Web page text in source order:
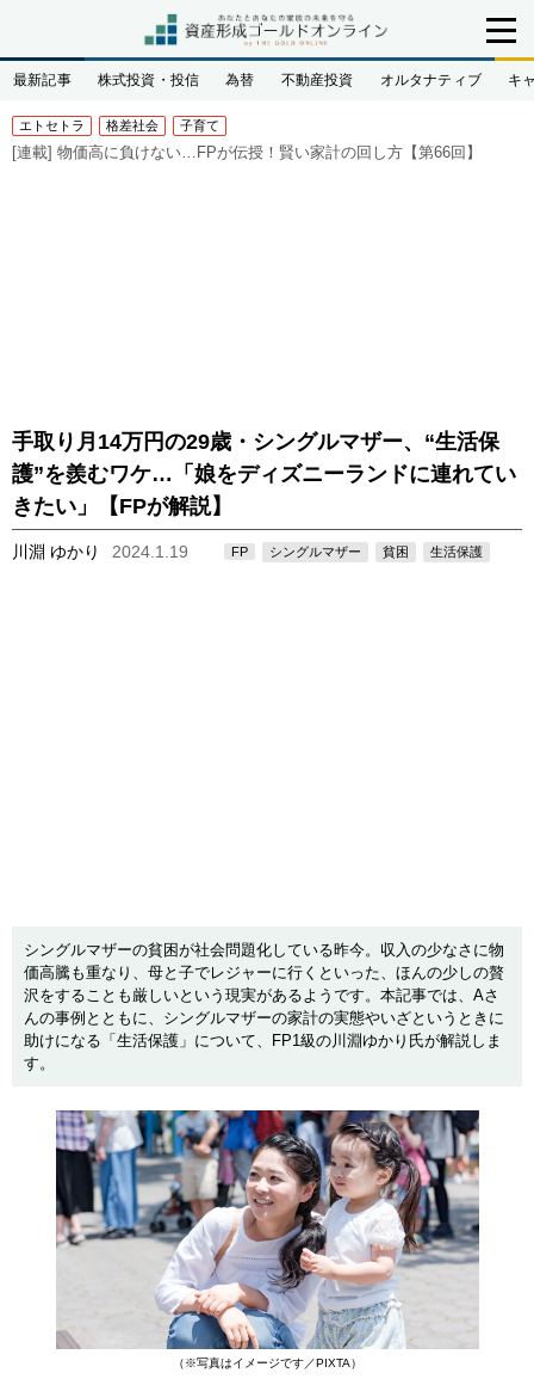
最新記事 株式投資・投信 為替 不動産投資 オルタナティブ キ
エトセトラ 格差社会 子育て
[連載] 物価高に負けない…FPが伝授！賢い家計の回し方【第66回】
手取り月14万円の29歳・シングルマザー、“生活保
護”を羨むワケ…「娘をディズニーランドに連れてい
きたい」【FPが解説】
川淵 ゆかり 2024.1.19 FP シングルマザー 貧困 生活保護
シングルマザーの貧困が社会問題化している昨今。収入の少なさに物
価高騰も重なり、母と子でレジャーに行くといった、ほんの少しの贅
沢をすることも厳しいという現実があるようです。本記事では、Aさ
んの事例とともに、シングルマザーの家計の実態やいざというときに
助けになる「生活保護」について、FP1級の川淵ゆかり氏が解説しま
す。
（※写真はイメージです／PIXTA）